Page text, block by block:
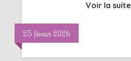
Voir la suite
25 février 2026